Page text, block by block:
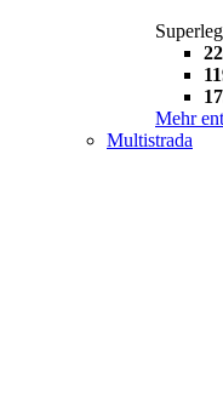
Mehr
Multistrada